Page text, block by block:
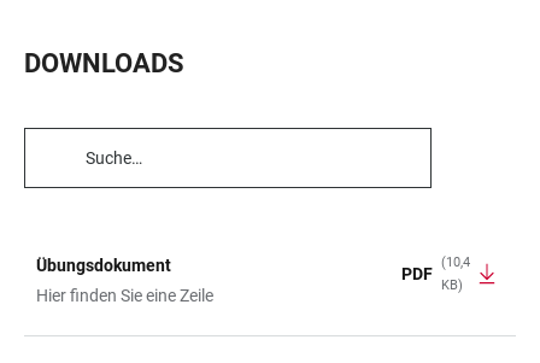
DOWNLOADS
TABELLENFILTER
TABELLE
Übungsdokument
Hier finden Sie eine Zeile
PDF
(10,4
KB)